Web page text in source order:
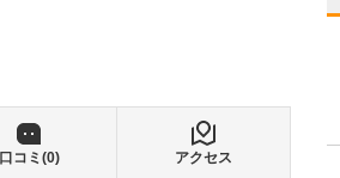
口コミ(0) アクセス